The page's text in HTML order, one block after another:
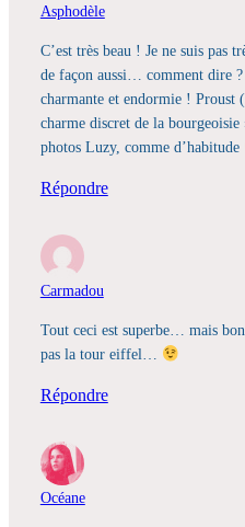
Asphodèle
C’est très beau ! Je ne suis pas
de façon aussi… comment dire ?
charmante et endormie !
charme discret de la
photos Luzy, comme d’habitude
Répondre
Carmadou
Tout ceci est superbe… mais
pas la tour eiffel…
Répondre
Océane